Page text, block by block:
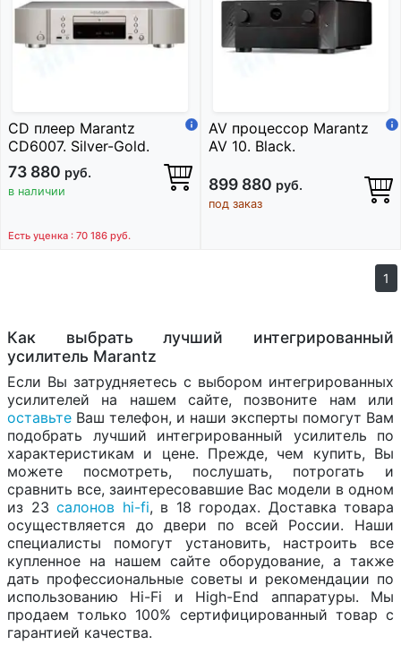
CD плеер Marantz
CD6007. Silver-Gold.
73 880 руб.
в наличии
Есть уценка : 70 186 руб.
AV процессор Marantz
AV 10. Black.
899 880 руб.
под заказ
1
Как выбрать лучший интегрированный
усилитель Marantz
Если Вы затрудняетесь с выбором интегрированных
усилителей на нашем сайте, позвоните нам или
оставьте Ваш телефон, и наши эксперты помогут Вам
подобрать лучший интегрированный усилитель по
характеристикам и цене. Прежде, чем купить, Вы
можете посмотреть, послушать, потрогать и
сравнить все, заинтересовавшие Вас модели в одном
из 23 салонов hi-fi, в 18 городах. Доставка товара
осуществляется до двери по всей России. Наши
специалисты помогут установить, настроить все
купленное на нашем сайте оборудование, а также
дать профессиональные советы и рекомендации по
использованию Hi-Fi и High-End аппаратуры. Мы
продаем только 100% сертифицированный товар с
гарантией качества.